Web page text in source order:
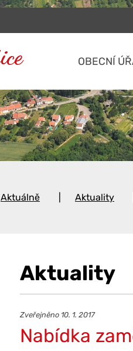
OBECNÍ
Aktuálně Aktuality
Aktuality
Zveřejněno 10. 1. 2017
Nabídka